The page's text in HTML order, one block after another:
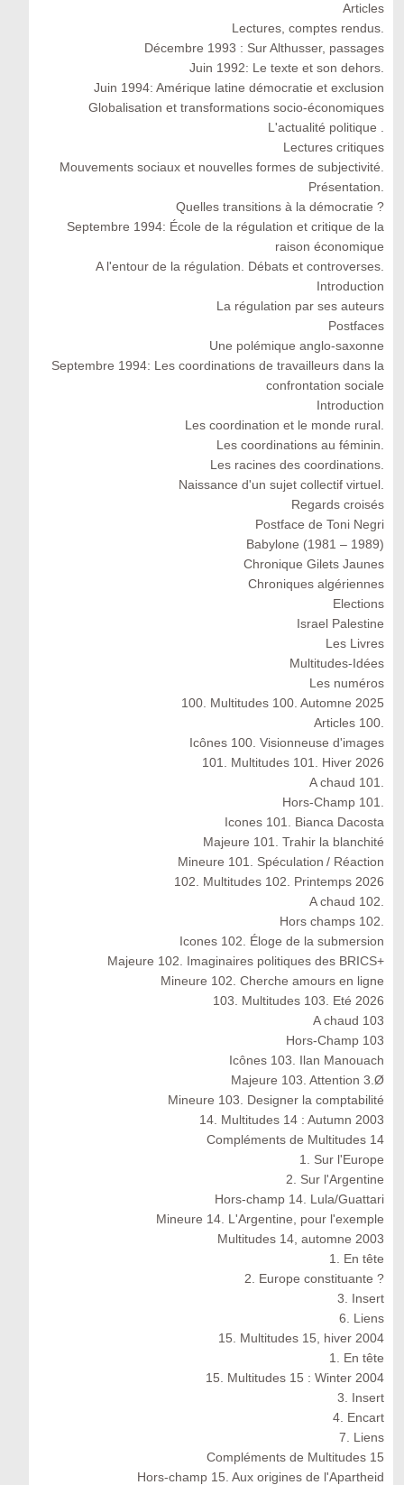
Articles
Lectures, comptes rendus.
Décembre 1993 : Sur Althusser, passages
Juin 1992: Le texte et son dehors.
Juin 1994: Amérique latine démocratie et exclusion
Globalisation et transformations socio-économiques
L'actualité politique .
Lectures critiques
Mouvements sociaux et nouvelles formes de subjectivité.
Présentation.
Quelles transitions à la démocratie ?
Septembre 1994: École de la régulation et critique de la
raison économique
A l'entour de la régulation. Débats et controverses.
Introduction
La régulation par ses auteurs
Postfaces
Une polémique anglo-saxonne
Septembre 1994: Les coordinations de travailleurs dans la
confrontation sociale
Introduction
Les coordination et le monde rural.
Les coordinations au féminin.
Les racines des coordinations.
Naissance d'un sujet collectif virtuel.
Regards croisés
Postface de Toni Negri
Babylone (1981 – 1989)
Chronique Gilets Jaunes
Chroniques algériennes
Elections
Israel Palestine
Les Livres
Multitudes-Idées
Les numéros
100. Multitudes 100. Automne 2025
Articles 100.
Icônes 100. Visionneuse d'images
101. Multitudes 101. Hiver 2026
A chaud 101.
Hors-Champ 101.
Icones 101. Bianca Dacosta
Majeure 101. Trahir la blanchité
Mineure 101. Spéculation / Réaction
102. Multitudes 102. Printemps 2026
A chaud 102.
Hors champs 102.
Icones 102. Éloge de la submersion
Majeure 102. Imaginaires politiques des BRICS+
Mineure 102. Cherche amours en ligne
103. Multitudes 103. Eté 2026
A chaud 103
Hors-Champ 103
Icônes 103. Ilan Manouach
Majeure 103. Attention 3.Ø
Mineure 103. Designer la comptabilité
14. Multitudes 14 : Autumn 2003
Compléments de Multitudes 14
1. Sur l'Europe
2. Sur l'Argentine
Hors-champ 14. Lula/Guattari
Mineure 14. L'Argentine, pour l'exemple
Multitudes 14, automne 2003
1. En tête
2. Europe constituante ?
3. Insert
6. Liens
15. Multitudes 15, hiver 2004
1. En tête
15. Multitudes 15 : Winter 2004
3. Insert
4. Encart
7. Liens
Compléments de Multitudes 15
Hors-champ 15. Aux origines de l'Apartheid